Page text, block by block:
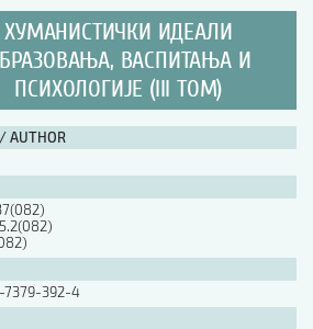
ХУМАНИСТИЧКИ ИДЕАЛИ
ВАСПИТАЊА И
ПСИХОЛОГИЈЕ (III ТОМ)
AUTHOR
392-4